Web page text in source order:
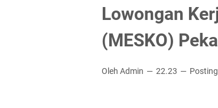
Lowongan
(MESKO)
Oleh Admin 22.23